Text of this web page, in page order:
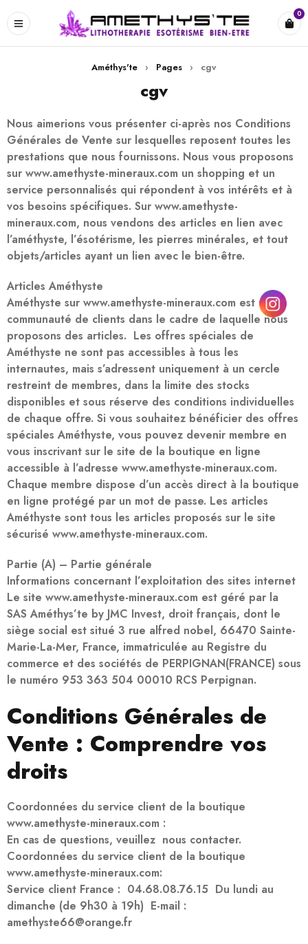
0
Améthys'te › Pages › cgv
cgv
Nous aimerions vous présenter ci-après nos Conditions
Générales de Vente sur lesquelles reposent toutes les
prestations que nous fournissons. Nous vous proposons
sur www.amethyste-mineraux.com un shopping et un
service personnalisés qui répondent à vos intérêts et à
vos besoins spécifiques. Sur www.amethyste-
mineraux.com, nous vendons des articles en lien avec
l’améthyste, l’ésotérisme, les pierres minérales, et tout
objets/articles ayant un lien avec le bien-être.
Articles Améthyste
Améthyste sur www.amethyste-mineraux.com est une
communauté de clients dans le cadre de laquelle nous
proposons des articles. Les offres spéciales de
Améthyste ne sont pas accessibles à tous les
internautes, mais s’adressent uniquement à un cercle
restreint de membres, dans la limite des stocks
disponibles et sous réserve des conditions individuelles
de chaque offre. Si vous souhaitez bénéficier des offres
spéciales Améthyste, vous pouvez devenir membre en
vous inscrivant sur le site de la boutique en ligne
accessible à l’adresse www.amethyste-mineraux.com.
Chaque membre dispose d’un accès direct à la boutique
en ligne protégé par un mot de passe. Les articles
Améthyste sont tous les articles proposés sur le site
sécurisé www.amethyste-mineraux.com.
Partie (A) – Partie générale
Informations concernant l’exploitation des sites internet
Le site www.amethyste-mineraux.com est géré par la
SAS Améthys’te by JMC Invest, droit français, dont le
siège social est situé 3 rue alfred nobel, 66470 Sainte-
Marie-La-Mer, France, immatriculée au Registre du
commerce et des sociétés de PERPIGNAN(FRANCE) sous
le numéro 953 363 504 00010 RCS Perpignan.
Conditions Générales de
Vente : Comprendre vos
droits
Coordonnées du service client de la boutique
www.amethyste-mineraux.com :
En cas de questions, veuillez nous contacter.
Coordonnées du service client de la boutique
www.amethyste-mineraux.com:
Service client France : 04.68.08.76.15 Du lundi au
dimanche (de 9h30 à 19h) E-mail :
amethyste66@orange.fr